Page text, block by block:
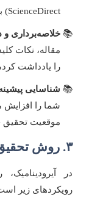
ScienceDirect) برای یافتن مقالات مرتبط.
خلاصه‌برداری و
مقاله، نکات
را یادداشت
شناسایی
شما را افزایش
موقعیت تحقیق
۳. روش تحقیق (Methodology)
در
رویکردهای زیر